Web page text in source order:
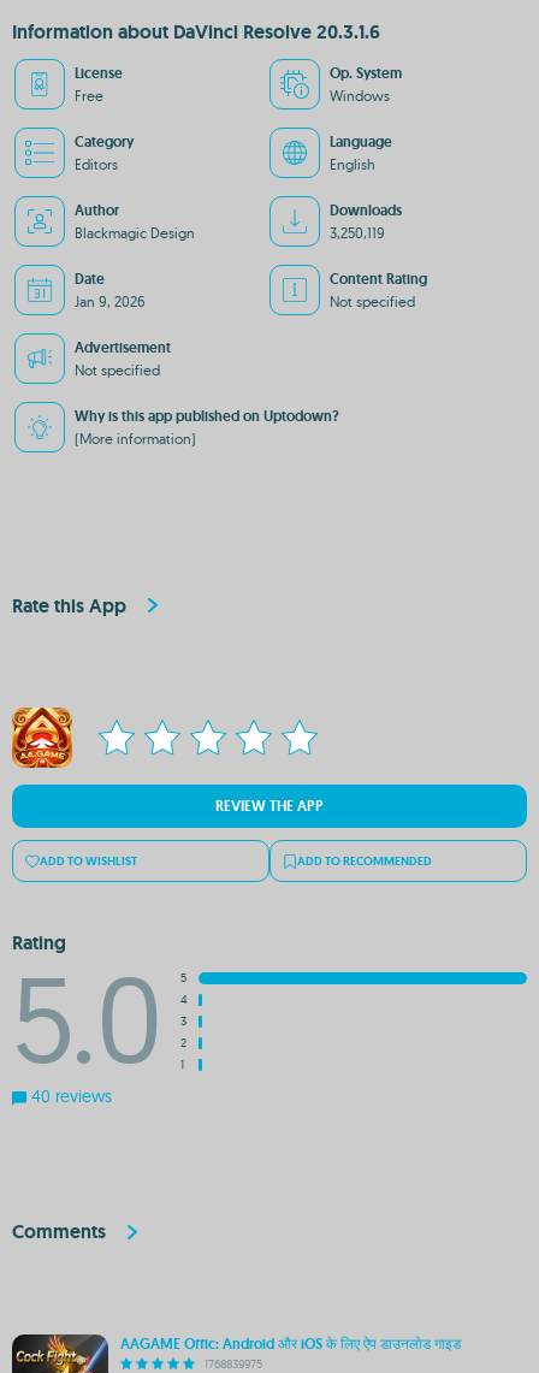
Information about DaVinci Resolve 20.3.1.6
License
Free
Op. System
Windows
Category
Editors
Language
English
Author
Blackmagic Design
Downloads
3,250,119
Date
Jan 9, 2026
Content Rating
Not specified
Advertisement
Not specified
Why is this app published on Uptodown?
(More information)
Rate this App
REVIEW THE APP
ADD TO WISHLIST ADD TO RECOMMENDED
Rating
5.0
5
4
3
2
1
40 reviews
Comments
AAGAME Offic: Android और iOS के लिए ऐप डाउनलोड गाइड
1768839975